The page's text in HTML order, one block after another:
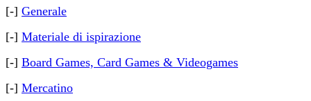
[-] Generale
[-] Materiale di ispirazione
[-] Board Games, Card Games & Videogames
[-] Mercatino